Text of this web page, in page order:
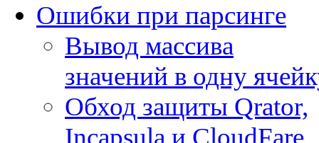
Ошибки при парсинге
Вывод массива
значений в одну
Обход защиты Qrator,
Incapsula и CloudFare